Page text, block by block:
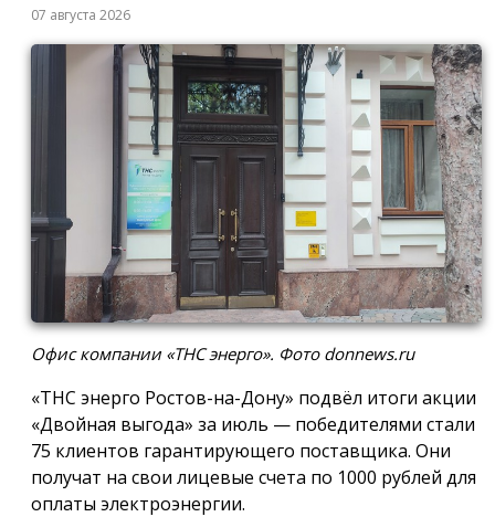
07 августа 2026
Офис компании «ТНС энерго». Фото donnews.ru
«ТНС энерго Ростов-на-Дону» подвёл итоги акции
«Двойная выгода» за июль — победителями стали
75 клиентов гарантирующего поставщика. Они
получат на свои лицевые счета по 1000 рублей для
оплаты электроэнергии.